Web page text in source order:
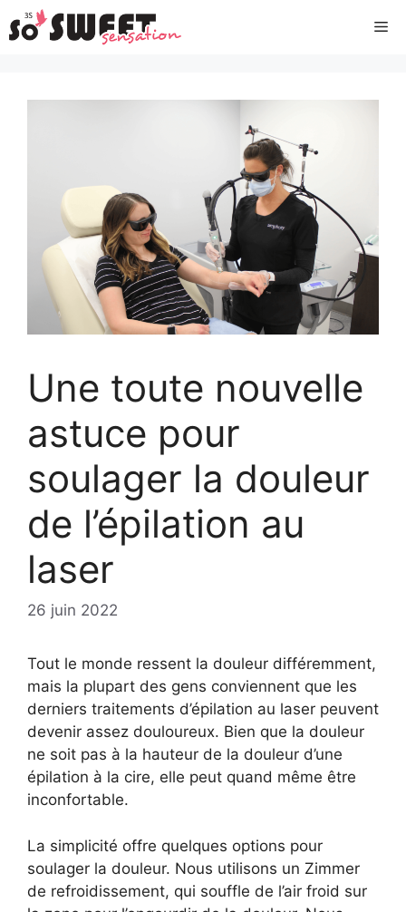
Aller
au
Une toute nouvelle
astuce pour
soulager la douleur
de l’épilation au
laser
26 juin 2022
Tout le monde ressent la douleur différemment,
mais la plupart des gens conviennent que les
derniers traitements d’épilation au laser peuvent
devenir assez douloureux. Bien que la douleur
ne soit pas à la hauteur de la douleur d’une
épilation à la cire, elle peut quand même être
inconfortable.
La simplicité offre quelques options pour
soulager la douleur. Nous utilisons un Zimmer
de refroidissement, qui souffle de l’air froid sur